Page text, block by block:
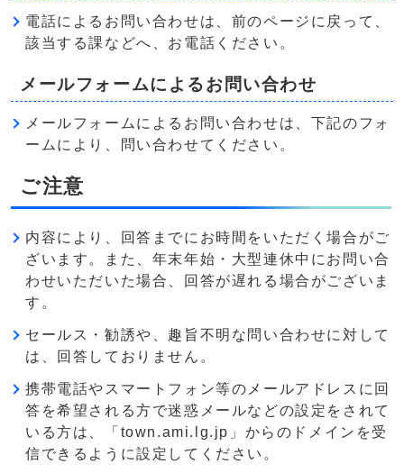
電話によるお問い合わせは、前のページに戻って、
該当する課などへ、お電話ください。
メールフォームによるお問い合わせ
メールフォームによるお問い合わせは、下記のフォ
ームにより、問い合わせてください。
ご注意
内容により、回答までにお時間をいただく場合がご
ざいます。また、年末年始・大型連休中にお問い合
わせいただいた場合、回答が遅れる場合がございま
す。
セールス・勧誘や、趣旨不明な問い合わせに対して
は、回答しておりません。
携帯電話やスマートフォン等のメールアドレスに回
答を希望される方で迷惑メールなどの設定をされて
いる方は、「town.ami.lg.jp」からのドメインを受
信できるように設定してください。